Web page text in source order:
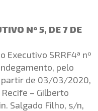
Nº 5, DE 7 DE
Executivo SRRF4ª nº
pelo
partir de 03/03/2020,
– Gilberto
Salgado Filho, s/n,